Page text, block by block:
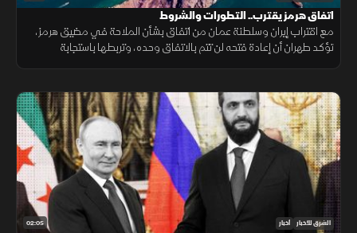
اتفاق هرمز يقترب.. التطورات والشروط
مع اقتراب إيران وسلطنة عمان من اتفاق بشأن الملاحة في مضيق هرمز،
تؤكد طهران أن إعادة فتحه لن تتم بالاتفاق وحده، وتربطها باستجابة
02:05 الشرق للأخبار أخبار